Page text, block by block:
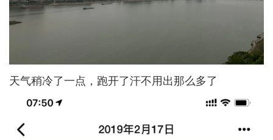
天气稍冷了一点，跑开了汗不用出那么多了